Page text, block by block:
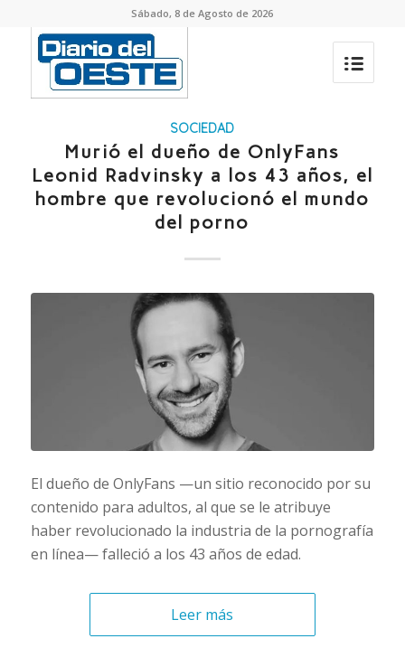
Sábado, 8 de Agosto de 2026
SOCIEDAD
Murió el dueño de OnlyFans
Leonid Radvinsky a los 43 años, el
hombre que revolucionó el mundo
del porno
El dueño de OnlyFans —un sitio reconocido por su
contenido para adultos, al que se le atribuye
haber revolucionado la industria de la pornografía
en línea— falleció a los 43 años de edad.
Leer más